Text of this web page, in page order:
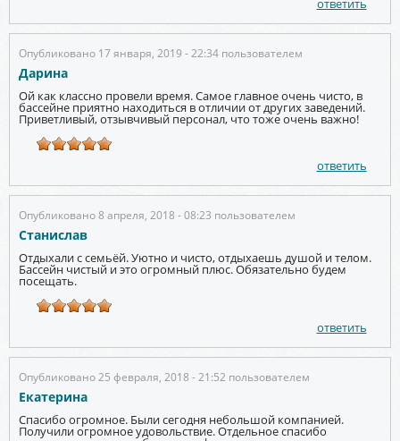
ответить
Опубликовано 17 января, 2019 - 22:34 пользователем
Дарина
Ой как классно провели время. Самое главное очень чисто, в
бассейне приятно находиться в отличии от других заведений.
Приветливый, отзывчивый персонал, что тоже очень важно!
ответить
Опубликовано 8 апреля, 2018 - 08:23 пользователем
Станислав
Отдыхали с семьёй. Уютно и чисто, отдыхаешь душой и телом.
Бассейн чистый и это огромный плюс. Обязательно будем
посещать.
ответить
Опубликовано 25 февраля, 2018 - 21:52 пользователем
Екатерина
Спасибо огромное. Были сегодня небольшой компанией.
Получили огромное удовольствие. Отдельное спасибо